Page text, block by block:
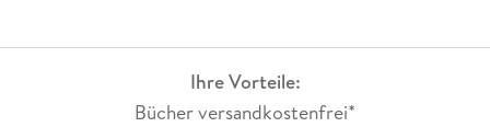
Ihre Vorteile:
Bücher versandkostenfrei*